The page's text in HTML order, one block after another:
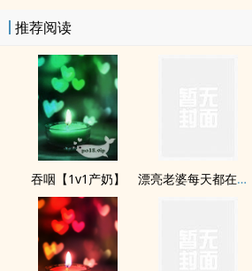
推荐阅读
吞咽【1v1产奶】 漂亮老婆每天都在钓我【双/1v1】